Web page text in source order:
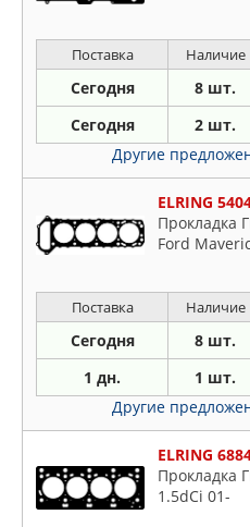
Поставка Наличие
Сегодня 8 шт.
Сегодня 2 шт.
Другие
ELRING
Прокладка
Ford
Поставка Наличие
Сегодня 8 шт.
1 дн. 1 шт.
Другие
ELRING
Прокладка
1.5dCi 01-